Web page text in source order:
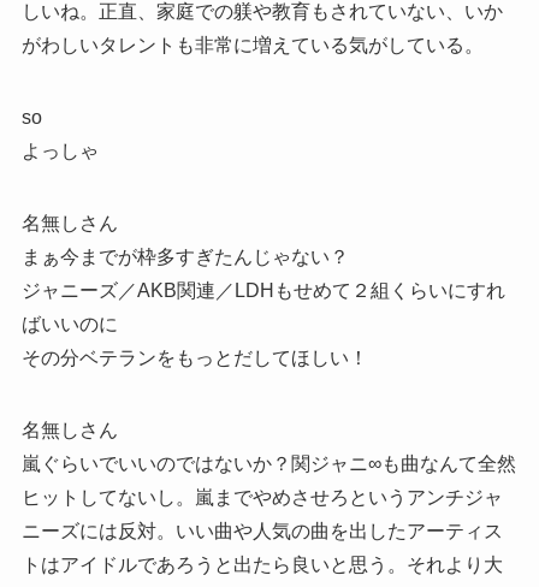
しいね。正直、家庭での躾や教育もされていない、いか
がわしいタレントも非常に増えている気がしている。
so
よっしゃ
名無しさん
まぁ今までが枠多すぎたんじゃない？
ジャニーズ／AKB関連／LDHもせめて２組くらいにすれ
ばいいのに
その分ベテランをもっとだしてほしい！
名無しさん
嵐ぐらいでいいのではないか？関ジャニ∞も曲なんて全然
ヒットしてないし。嵐までやめさせろというアンチジャ
ニーズには反対。いい曲や人気の曲を出したアーティス
トはアイドルであろうと出たら良いと思う。それより大